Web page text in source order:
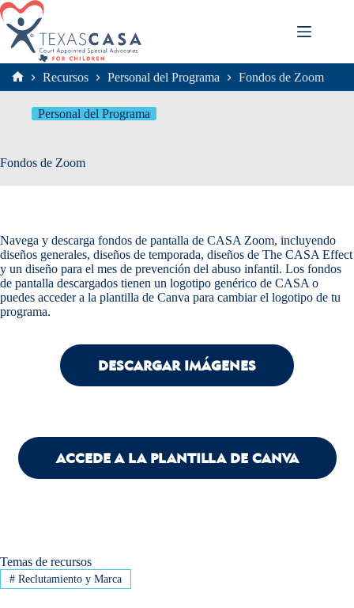
Saltar
al
contenido
Inicio
Recursos Personal del Programa Fondos de Zoom
Personal del Programa
Fondos de Zoom
Navega y descarga fondos de pantalla de CASA Zoom, incluyendo
diseños generales, diseños de temporada, diseños de The CASA Effect
y un diseño para el mes de prevención del abuso infantil. Los fondos
de pantalla descargados tienen un logotipo genérico de CASA o
puedes acceder a la plantilla de Canva para cambiar el logotipo de tu
programa.
DESCARGAR IMÁGENES
ACCEDE A LA PLANTILLA DE CANVA
Temas de recursos
#Reclutamiento y Marca